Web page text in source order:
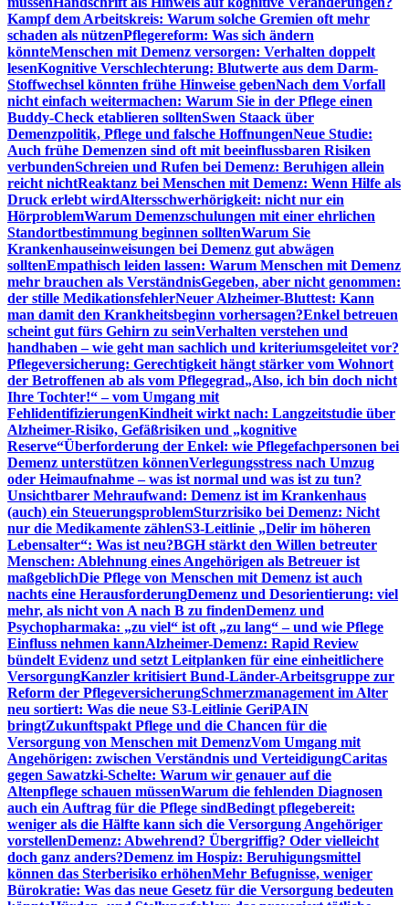
Kampf dem Arbeitskreis: Warum solche Gremien oft mehr
schaden als nützenPflegereform: Was sich ändern
könnteMenschen mit Demenz versorgen: Verhalten doppelt
lesenKognitive Verschlechterung: Blutwerte aus dem Darm-
Stoffwechsel könnten frühe Hinweise gebenNach dem Vorfall
nicht einfach weitermachen: Warum Sie in der Pflege einen
Buddy-Check etablieren solltenSwen Staack über
Demenzpolitik, Pflege und falsche HoffnungenNeue Studie:
Auch frühe Demenzen sind oft mit beeinflussbaren Risiken
verbundenSchreien und Rufen bei Demenz: Beruhigen allein
reicht nichtReaktanz bei Menschen mit Demenz: Wenn Hilfe als
Druck erlebt wirdAltersschwerhörigkeit: nicht nur ein
HörproblemWarum Demenzschulungen mit einer ehrlichen
Standortbestimmung beginnen solltenWarum Sie
Krankenhauseinweisungen bei Demenz gut abwägen
solltenEmpathisch leiden lassen: Warum Menschen mit Demenz
mehr brauchen als VerständnisGegeben, aber nicht genommen:
der stille MedikationsfehlerNeuer Alzheimer-Bluttest: Kann
man damit den Krankheitsbeginn vorhersagen?Enkel betreuen
scheint gut fürs Gehirn zu seinVerhalten verstehen und
handhaben – wie geht man sachlich und kriteriumsgeleitet vor?
Pflegeversicherung: Gerechtigkeit hängt stärker vom Wohnort
der Betroffenen ab als vom Pflegegrad„Also, ich bin doch nicht
Ihre Tochter!“ – vom Umgang mit
FehlidentifizierungenKindheit wirkt nach: Langzeitstudie über
Alzheimer-Risiko, Gefäßrisiken und „kognitive
Reserve“Überforderung der Enkel: wie Pflegefachpersonen bei
Demenz unterstützen könnenVerlegungsstress nach Umzug
oder Heimaufnahme – was ist normal und was ist zu tun?
Unsichtbarer Mehraufwand: Demenz ist im Krankenhaus
(auch) ein SteuerungsproblemSturzrisiko bei Demenz: Nicht
nur die Medikamente zählenS3-Leitlinie „Delir im höheren
Lebensalter“: Was ist neu?BGH stärkt den Willen betreuter
Menschen: Ablehnung eines Angehörigen als Betreuer ist
maßgeblichDie Pflege von Menschen mit Demenz ist auch
nachts eine HerausforderungDemenz und Desorientierung: viel
mehr, als nicht von A nach B zu findenDemenz und
Psychopharmaka: „zu viel“ ist oft „zu lang“ – und wie Pflege
Einfluss nehmen kannAlzheimer-Demenz: Rapid Review
bündelt Evidenz und setzt Leitplanken für eine einheitlichere
VersorgungKanzler kritisiert Bund-Länder-Arbeitsgruppe zur
Reform der PflegeversicherungSchmerzmanagement im Alter
neu sortiert: Was die neue S3-Leitlinie GeriPAIN
bringtZukunftspakt Pflege und die Chancen für die
Versorgung von Menschen mit DemenzVom Umgang mit
Angehörigen: zwischen Verständnis und VerteidigungCaritas
gegen Sawatzki-Schelte: Warum wir genauer auf die
Altenpflege schauen müssenWarum die fehlenden Diagnosen
auch ein Auftrag für die Pflege sindBedingt pflegebereit:
weniger als die Hälfte kann sich die Versorgung Angehöriger
vorstellenDemenz: Abwehrend? Übergriffig? Oder vielleicht
doch ganz anders?Demenz im Hospiz: Beruhigungsmittel
können das Sterberisiko erhöhenMehr Befugnisse, weniger
Bürokratie: Was das neue Gesetz für die Versorgung bedeuten